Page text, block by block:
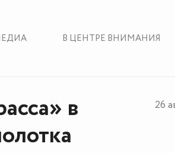
В ЦЕНТРЕ ВНИМАНИЯ
в
26